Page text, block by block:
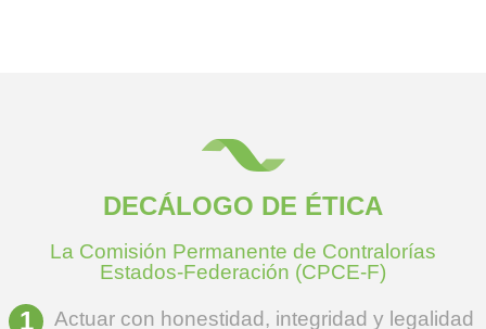
DECÁLOGO DE ÉTICA
La Comisión Permanente de Contralorías
Estados-Federación (CPCE-F)
Actuar con honestidad, integridad y legalidad